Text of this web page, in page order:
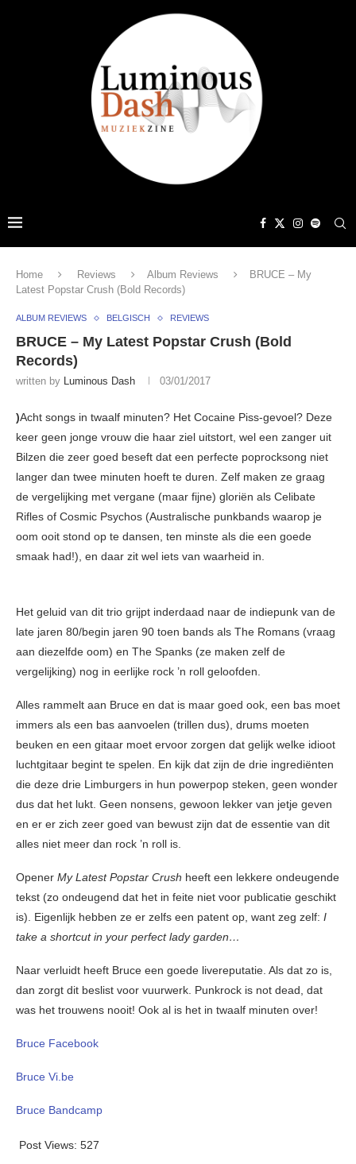
Home Reviews Album Reviews
BRUCE – My
Latest Popstar Crush (Bold Records)
ALBUM REVIEWS BELGISCH REVIEWS
BRUCE – My Latest Popstar Crush (Bold
Records)
written by Luminous Dash 03/01/2017
)Acht songs in twaalf minuten? Het Cocaine Piss-gevoel? Deze
keer geen jonge vrouw die haar ziel uitstort, wel een zanger uit
Bilzen die zeer goed beseft dat een perfecte poprocksong niet
langer dan twee minuten hoeft te duren. Zelf maken ze graag
de vergelijking met vergane (maar fijne) gloriën als Celibate
Rifles of Cosmic Psychos (Australische punkbands waarop je
oom ooit stond op te dansen, ten minste als die een goede
smaak had!), en daar zit wel iets van waarheid in.
Het geluid van dit trio grijpt inderdaad naar de indiepunk van de
late jaren 80/begin jaren 90 toen bands als The Romans (vraag
aan diezelfde oom) en The Spanks (ze maken zelf de
vergelijking) nog in eerlijke rock ’n roll geloofden.
Alles rammelt aan Bruce en dat is maar goed ook, een bas moet
immers als een bas aanvoelen (trillen dus), drums moeten
beuken en een gitaar moet ervoor zorgen dat gelijk welke idioot
luchtgitaar begint te spelen. En kijk dat zijn de drie ingrediënten
die deze drie Limburgers in hun powerpop steken, geen wonder
dus dat het lukt. Geen nonsens, gewoon lekker van jetje geven
en er er zich zeer goed van bewust zijn dat de essentie van dit
alles niet meer dan rock ’n roll is.
Opener My Latest Popstar Crush heeft een lekkere ondeugende
tekst (zo ondeugend dat het in feite niet voor publicatie geschikt
is). Eigenlijk hebben ze er zelfs een patent op, want zeg zelf: I
take a shortcut in your perfect lady garden…
Naar verluidt heeft Bruce een goede livereputatie. Als dat zo is,
dan zorgt dit beslist voor vuurwerk. Punkrock is not dead, dat
was het trouwens nooit! Ook al is het in twaalf minuten over!
Bruce Facebook
Bruce Vi.be
Bruce Bandcamp
Post Views: 527